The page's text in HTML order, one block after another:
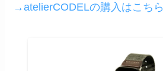
→atelierCODELの購入はこちら